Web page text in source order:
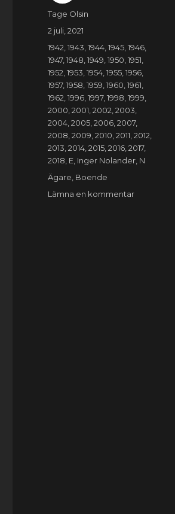
Författare
Tage Olsin
Publicerat
2 juli, 2021
Kategorier
1942 ,1943 ,1944 ,1945 ,1946
1947,1948 ,1949 ,1950 ,1951
1952 ,1953 ,1954 ,1955 ,1956
1957,1958 ,1959 ,1960 ,1961
1962 ,1996 ,1997,1998 ,1999
2000 ,2001 ,2002 ,2003
2004 ,2005 ,2006 ,2007,
2008 ,2009 ,2010 ,2011 ,2012
2013 ,2014 ,2015 ,2016 ,2017,
2018 E Inger Nolander N
Etiketter
Ägare Boende
Lämna en kommentartill